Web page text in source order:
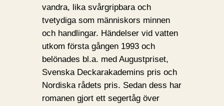
vandra, lika svårgripbara och
tvetydiga som människors minnen
och handlingar. Händelser vid vatten
utkom första gången 1993 och
belönades bl.a. med Augustpriset,
Svenska Deckarakademins pris och
Nordiska rådets pris. Sedan dess har
romanen gjort ett segertåg över